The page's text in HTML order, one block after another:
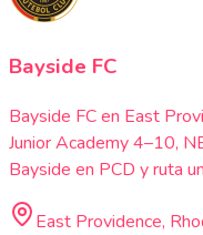
Bayside FC
Bayside FC en East
Junior Academy 4–10,
Bayside en PCD y ruta
East Providence,